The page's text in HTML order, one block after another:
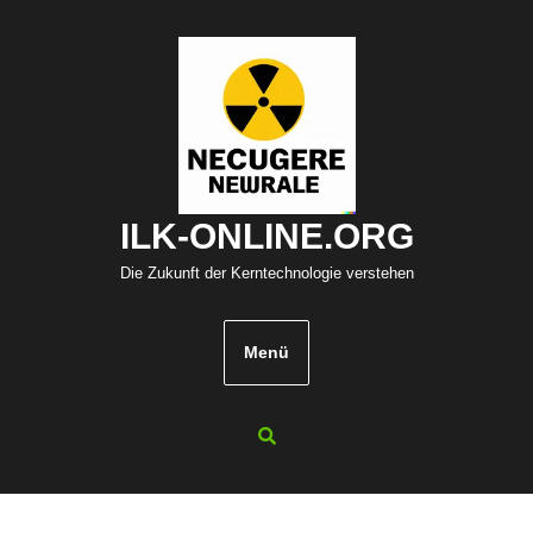
ILK-ONLINE.ORG
Die Zukunft der Kerntechnologie verstehen
Menü